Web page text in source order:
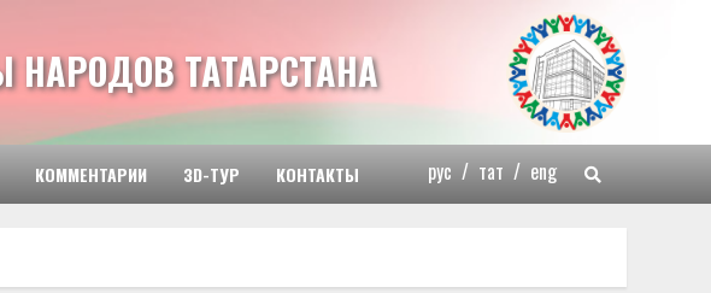
ТАТАРСТАНА
КОММЕНТАРИИ 3D-ТУР КОНТАКТЫ рус / тат / eng